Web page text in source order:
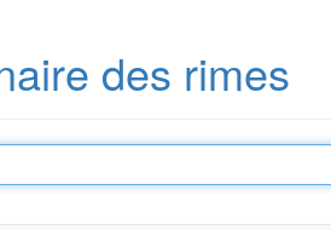
des rimes